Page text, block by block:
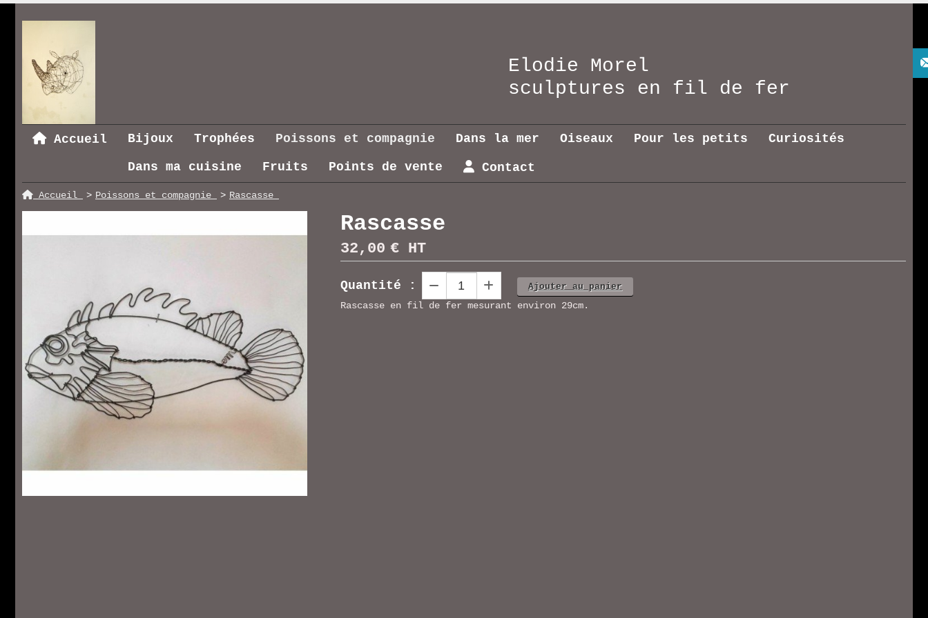
Elodie Morel
sculptures en fil de fer
Accueil Bijoux Trophées Poissons et compagnie Dans la mer Oiseaux Pour les petits Curiosités
Dans ma cuisine Fruits Points de vente Contact
Accueil Poissons et compagnie Rascasse
Rascasse
32,00 € HT
Quantité : Ajouter au panier
Rascasse en fil de fer mesurant environ 29cm.